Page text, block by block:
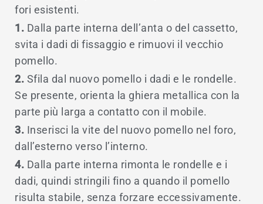
fori esistenti.
1. Dalla parte interna dell’anta o del cassetto,
svita i dadi di fissaggio e rimuovi il vecchio
pomello.
2. Sfila dal nuovo pomello i dadi e le rondelle.
Se presente, orienta la ghiera metallica con la
parte più larga a contatto con il mobile.
3. Inserisci la vite del nuovo pomello nel foro,
dall’esterno verso l’interno.
4. Dalla parte interna rimonta le rondelle e i
dadi, quindi stringili fino a quando il pomello
risulta stabile, senza forzare eccessivamente.